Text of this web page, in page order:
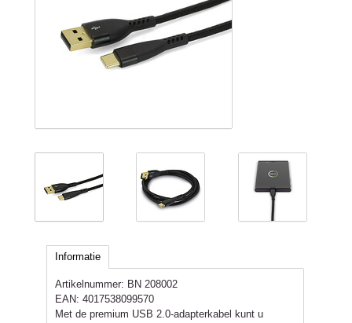
Informatie
Artikelnummer: BN 208002
EAN: 4017538099570
Met de premium USB 2.0-adapterkabel kunt u